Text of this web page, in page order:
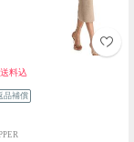
送料込
品補償